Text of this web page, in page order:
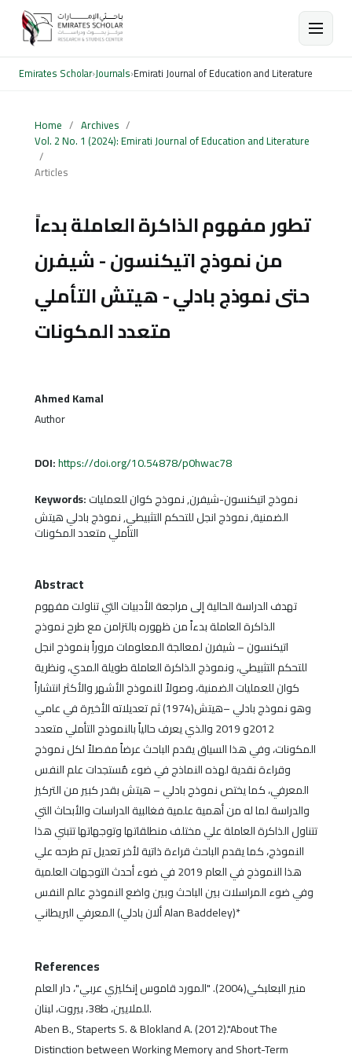
Emirates Scholar›Journals›Emirati Journal of Education and Literature
Home / Archives /
Vol. 2 No. 1 (2024): Emirati Journal of Education and Literature
/
Articles
تطور مفهوم الذاكرة العاملة بدءاً
من نموذج اتيكنسون - شيفرن
حتى نموذج بادلي - هيتش التأملي
متعدد المكونات
Ahmed Kamal
Author
DOI:https://doi.org/10.54878/p0hwac78
Keywords:نموذج اتيكنسون-شيفرن, نموذج كوان للعمليات
الضمنية, نموذج انجل للتحكم التثبيطي, نموذج بادلي هيتش
التأملي متعدد المكونات
Abstract
تهدف الدراسة الحالية إلى مراجعة الأدبيات التي تناولت مفهوم
الذاكرة العاملة بدءاً من ظهوره بالتزامن مع طرح نموذج
اتيكنسون – شيفرن لمعالجة المعلومات مروراً بنموذج انجل
للتحكم التثبيطي، ونموذج الذاكرة العاملة طويلة المدي، ونظرية
كوان للعمليات الضمنية، وصولاً للنموذج الأشهر والأكثر انتشاراً
وهو نموذج بادلي –هيتش(1974) ثم تعديلاته الأخيرة في عامي
2012و 2019 والذي يعرف حالياً بالنموذج التأملي متعدد
المكونات، وفي هذا السياق يقدم الباحث عرضاً مفصلاً لكل نموذج
وقراءة نقدية لهذه النماذج في ضوء مٌستجدات علم النفس
المعرفي، كما يختص نموذج بادلي – هيتش بقدر كبير من التركيز
والدراسة لما له من أهمية علمية فغالبية الدراسات والأبحاث التي
تتناول الذاكرة العاملة علي مختلف منطلقاتها وتوجهاتها تتبني هذا
النموذج، كما يقدم الباحث قراءة ذاتية لأخر تعديل تم طرحه علي
هذا النموذج في العام 2019 في ضوء أحدث التوجهات العلمية
وفي ضوء المراسلات بين الباحث وبين واضع النموذج عالم النفس
المعرفي البريطاني (ألان بادلي Alan Baddeley)*
References
منير البعلبكي(2004). "المورد قاموس إنكليزي عربي"، دار العلم
للملايين، ط38، بيروت، لبنان.
Aben B., Staperts S. & Blokland A. (2012)."About The
Distinction between Working Memory and Short-Term